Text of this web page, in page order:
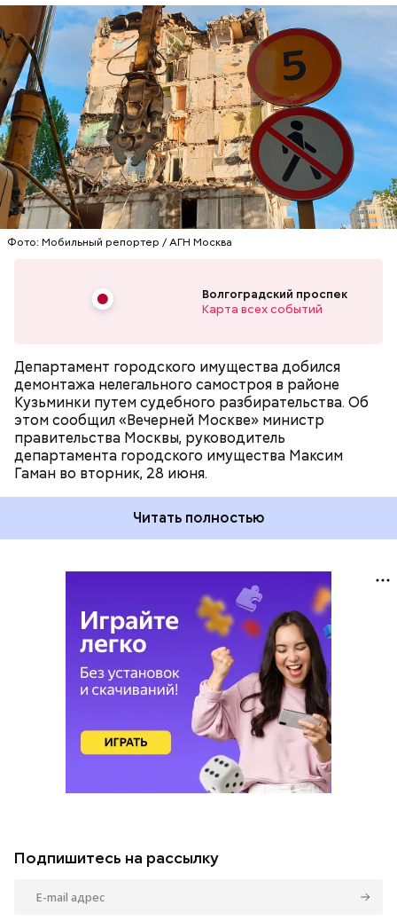
Фото: Мобильный репортер / АГН Москва
Волгоградский проспек
Карта всех событий
Департамент городского имущества добился
демонтажа нелегального самостроя в районе
Кузьминки путем судебного разбирательства. Об
этом сообщил «Вечерней Москве» министр
правительства Москвы, руководитель
департамента городского имущества Максим
Гаман во вторник, 28 июня.
— Незаконная реконструкция и увеличение
площади объектов без оформления необходимых
документов и согласования проектов могут
представлять угрозу жизни и здоровью граждан.
Так, например, по иску департамента Московский
арбитраж признал самостроем здание магазина
площадью более 270 квадратных метров на
Волгоградском проспекте и обязал
предпринимателя его демонтировать, — отмечает
участке общей площадью около 140 квадратных
метров было запрещено любое строительство.
Читать полностью
СТРОИТЕЛЬСТВО
НЕДВИЖИМОСТЬ
НАРУШЕНИЯ
Подпишитесь на рассылку